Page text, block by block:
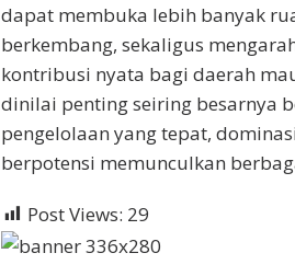
dapat membuka lebih banyak
berkembang, sekaligus
kontribusi nyata bagi daerah
dinilai penting seiring besarnya
pengelolaan yang tepat,
berpotensi memunculkan
Post Views: 29